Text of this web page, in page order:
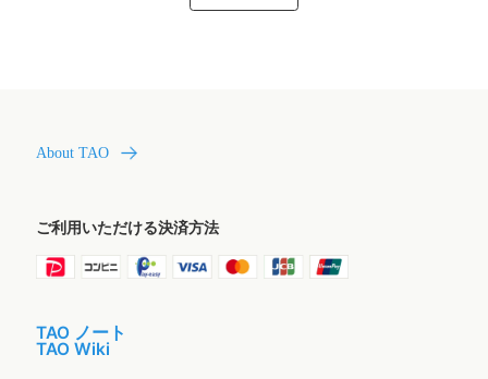
About TAO
ご利用いただける決済方法
TAO ノート
TAO Wiki